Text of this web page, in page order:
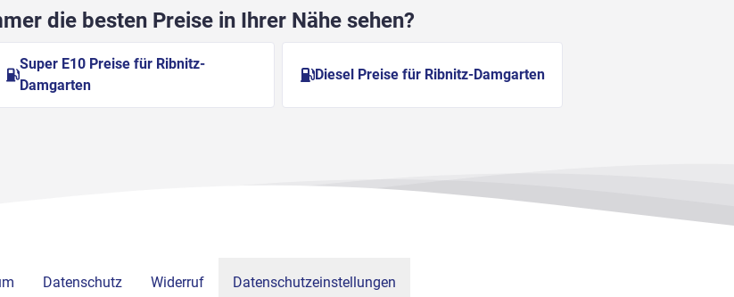
die besten Preise in Ihrer Nähe sehen?
Super E10 Preise für Ribnitz-
Damgarten
Diesel Preise für Ribnitz-Damgarten
Datenschutz Widerruf Datenschutzeinstellungen